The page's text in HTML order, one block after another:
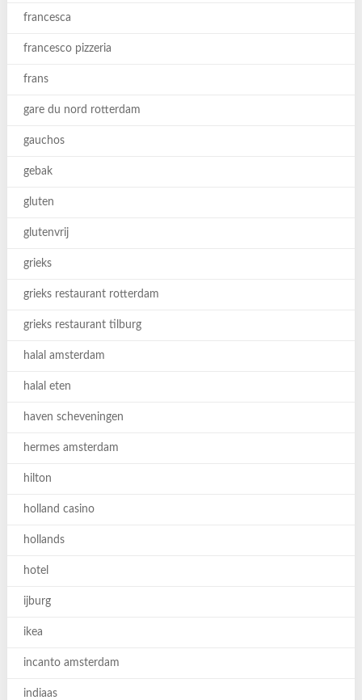
francesca
francesco pizzeria
frans
gare du nord rotterdam
gauchos
gebak
gluten
glutenvrij
grieks
grieks restaurant rotterdam
grieks restaurant tilburg
halal amsterdam
halal eten
haven scheveningen
hermes amsterdam
hilton
holland casino
hollands
hotel
ijburg
ikea
incanto amsterdam
indiaas